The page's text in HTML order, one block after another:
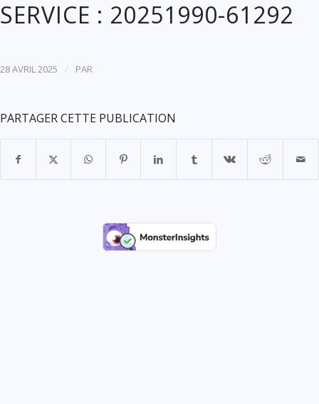
SERVICE : 20251990-61292
28 AVRIL 2025 / PAR
PARTAGER CETTE PUBLICATION